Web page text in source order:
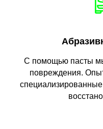
С помощью пасты
повреждения.